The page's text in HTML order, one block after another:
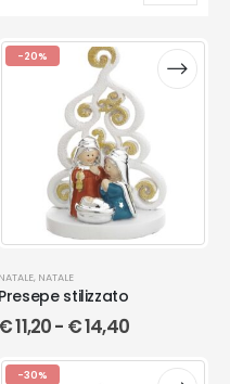
-20%
NATALE, NATALE
Presepe stilizzato
€11,20- €14,40
-30%